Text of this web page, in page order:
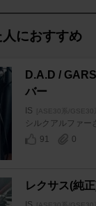
におすすめ
D.A.D /
バー
IS [ASE30系/GSE30
シルクアルファー
91
0
レクサス(純